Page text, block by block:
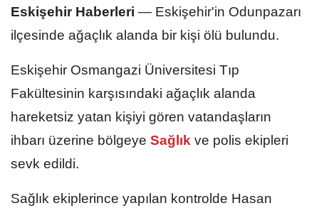
Eskişehir Haberleri — Eskişehir'in Odunpazarı
ilçesinde ağaçlık alanda bir kişi ölü bulundu.
Eskişehir Osmangazi Üniversitesi Tıp
Fakültesinin karşısındaki ağaçlık alanda
hareketsiz yatan kişiyi gören vatandaşların
ihbarı üzerine bölgeye Sağlık ve polis ekipleri
sevk edildi.
Sağlık ekiplerince yapılan kontrolde Hasan